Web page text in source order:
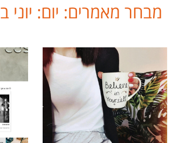
מבחר מאמרים: יום: יוני ב9, 2020